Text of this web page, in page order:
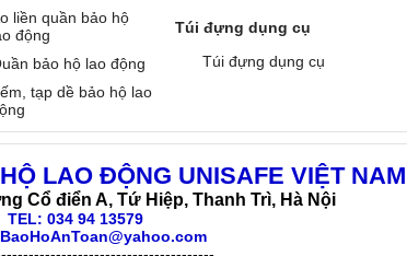
liền quần bảo hộ
động
bảo hộ lao động
tạp dề bảo hộ lao
Túi đựng dụng cụ
Túi đựng dụng cụ
LAO ĐỘNG UNISAFE VIỆT NAM
Cổ điển A, Tứ Hiệp, Thanh Trì, Hà Nội
TEL: 034 94 13579